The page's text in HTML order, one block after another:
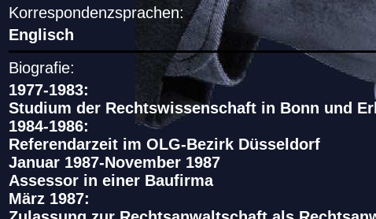
Korrespondenzsprachen:
Englisch
Biografie:
1977-1983:
Studium der Rechtswissenschaft in Bonn und
1984-1986:
Referendarzeit im OLG-Bezirk Düsseldorf
Januar 1987-November 1987
Assessor in einer Baufirma
März 1987: